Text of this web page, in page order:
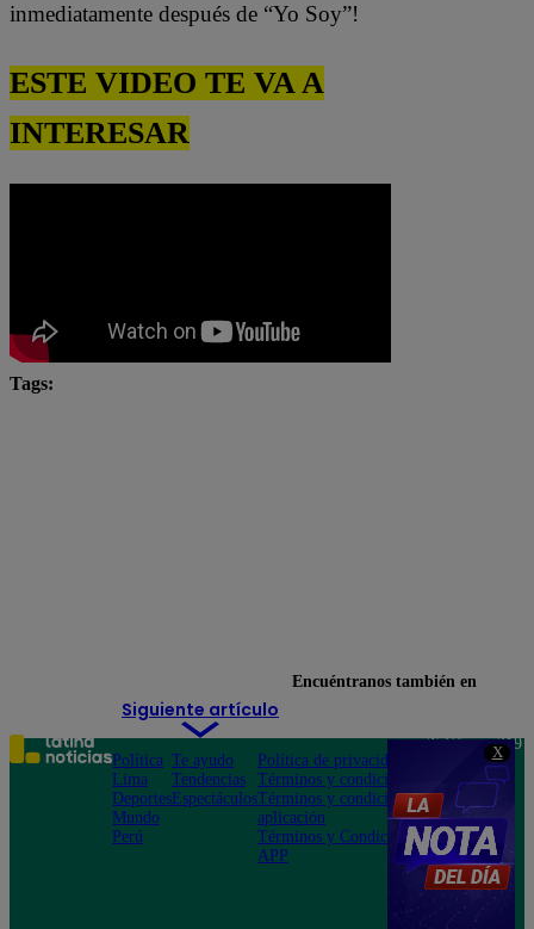
X
inmediatamente después de “Yo Soy”!
ESTE VIDEO TE VA A
INTERESAR
Tags:
Siguiente artículo
Encuéntranos también en
Política
Lima
Deportes
Mundo
Perú
Te ayudo
Tendencias
Espectáculos
Política de privacidad
Términos y condiciones
Términos y condiciones
aplicación
Términos y Condiciones
APP
Teléfono: 219
Av. San
Felipe 968
Jesús María